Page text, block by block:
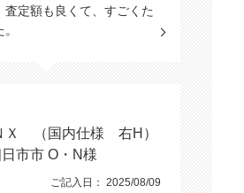
査定額も良くて、すごくた
Ｘ （国内仕様 右H）
市市 O・N様
ご記入日： 2025/08/09